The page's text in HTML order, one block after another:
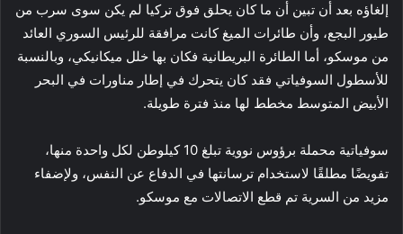
إلغاؤه بعد أن تبين أن ما كان يحلق فوق تركيا لم يكن سوى سرب من
طيور البجع، وأن طائرات الميغ كانت مرافقة للرئيس السوري العائد
من موسكو، أما الطائرة البريطانية فكان بها خلل ميكانيكي، وبالنسبة
للأسطول السوفياتي فقد كان يتحرك في إطار مناورات في البحر
الأبيض المتوسط ​​مخطط لها منذ فترة طويلة.
سوفياتية محملة برؤوس نووية تبلغ 10 كيلوطن لكل واحدة منها،
تفويضًا مطلقًا لاستخدام ترسانتها في الدفاع عن النفس، ولإضفاء
مزيد من السرية تم قطع الاتصالات مع موسكو.